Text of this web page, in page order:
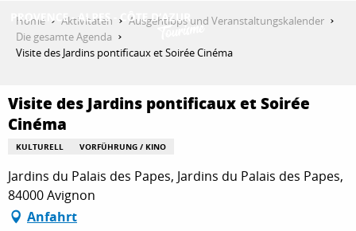
contenu
AKTIVITÄTEN
AUFENTHALT
Home Aktivitäten
Ausgehtipps und Veranstaltungskalender
Die gesamte Agenda
Visite des Jardins pontificaux et Soirée Cinéma
Visite des Jardins pontificaux et Soirée
Cinéma
KULTURELL VORFÜHRUNG / KINO
Jardins du Palais des Papes, Jardins du Palais des Papes,
84000 Avignon
Anfahrt